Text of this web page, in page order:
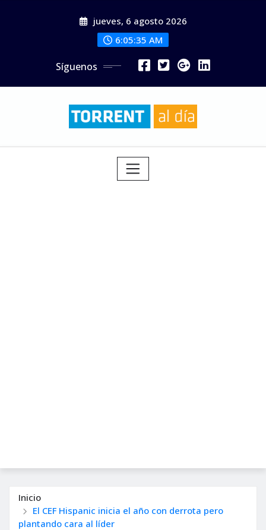
jueves, 6 agosto 2026
6:05:37 AM
Síguenos
Inicio
El CEF Hispanic inicia el año con derrota pero
plantando cara al líder